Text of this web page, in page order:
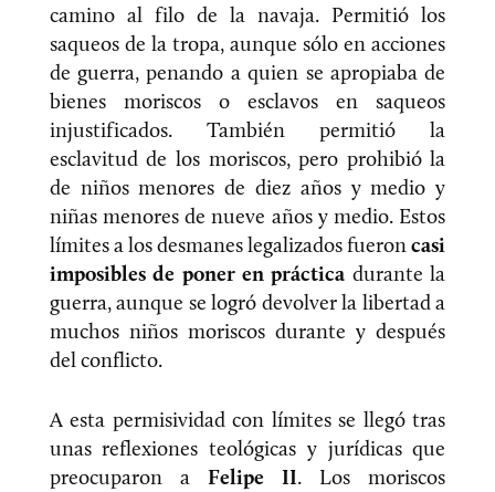
camino al filo de la navaja. Permitió los
saqueos de la tropa, aunque sólo en acciones
de guerra, penando a quien se apropiaba de
bienes moriscos o esclavos en saqueos
injustificados. También permitió la
esclavitud de los moriscos, pero prohibió la
de niños menores de diez años y medio y
niñas menores de nueve años y medio. Estos
límites a los desmanes legalizados fueroncasi
imposibles de poner en práctica durante la
guerra, aunque se logró devolver la libertad a
muchos niños moriscos durante y después
del conflicto.
A esta permisividad con límites se llegó tras
unas reflexiones teológicas y jurídicas que
preocuparon a Felipe II. Los moriscos